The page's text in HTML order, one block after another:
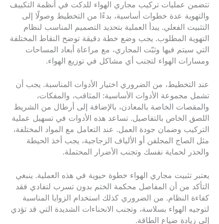
تتضمن عمليات تركيب مجاري الهواء للدكت في أنظمة التكييف
والتهوية عدة خطوات أساسية، بدءًا من التخطيط وصولًا إلى
التثبيت الفعلي. يبدأ العملية بتحديد التصميم المناسب لنظام
التهوية المطلوب. يجب وضع خطة دقيقة توضح النقاط المختلفة
التي سيتم فيها وثبّت المجاري، مع مراعاة أبعاد المساحات
ومسارات الهواء لتجنب أي مشاكل في توزيع الهواء.
عند التخطيط، من الضروري اختيار الأدوات المناسبة. يجب أن
تشمل مجموعة الأدوات الأساسية: المثاقب، والمفكات،
والمقصات الخاصة بالمعادن، بالإضافة إلى أرطال من الشريط
اللصق الخاص بالتفاصيل. تساعد هذه الأدوات في تسهيل عملية
التركيب وضمان جودة العمل. عند التعامل مع المواد المختلفة،
مثل الصاج المجلفن أو الألياف الزجاجية، يجب أخذ الحيطة
والحذر لحماية نفسك وتجنب الأضرار المحتملة.
يعتبر تثبيت مجاري الهواء خطوة حيوية في هذه العملية. ينبغي
التأكد من أن المفاصل محكمة الختم بدون تسرب لتفادي فقد
كفاءة النظام. من الضروري كذلك استخدام الزوايا المناسبة
لتوجيه الهواء بسلاسة، وتجنب الانحناءات الشديدة التي قد تؤدي
إلى زيادة ضياع الطاقة.